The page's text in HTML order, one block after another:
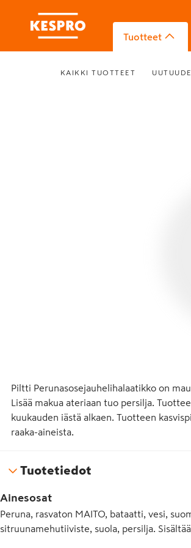
Tuotteet
KAIKKI TUOTTEET
Piltti Perunasosejauhelihalaatikko on
Lisää makua ateriaan tuo persilja.
kuukauden iästä alkaen. Tuotteen
raaka-aineista.
Tuotetiedot
Ainesosat
Peruna, rasvaton MAITO, bataatti, vesi,
sitruunamehutiiviste, suola, persilja. Sisältää